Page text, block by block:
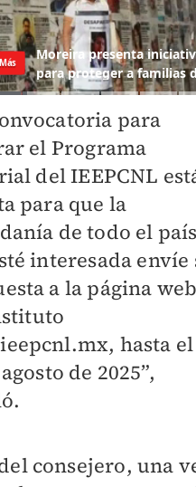
para
el Programa
del IEEPCNL
para que la
de todo el país
interesada envíe
a la página web
hasta el
de 2025”,
consejero, una